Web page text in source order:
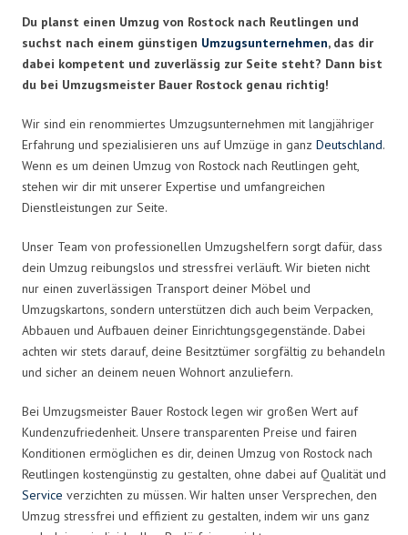
Du planst einen Umzug von Rostock nach Reutlingen und
suchst nach einem günstigen Umzugsunternehmen, das dir
dabei kompetent und zuverlässig zur Seite steht? Dann bist
du bei Umzugsmeister Bauer Rostock genau richtig!
Wir sind ein renommiertes Umzugsunternehmen mit langjähriger
Erfahrung und spezialisieren uns auf Umzüge in ganz Deutschland.
Wenn es um deinen Umzug von Rostock nach Reutlingen geht,
stehen wir dir mit unserer Expertise und umfangreichen
Dienstleistungen zur Seite.
Unser Team von professionellen Umzugshelfern sorgt dafür, dass
dein Umzug reibungslos und stressfrei verläuft. Wir bieten nicht
nur einen zuverlässigen Transport deiner Möbel und
Umzugskartons, sondern unterstützen dich auch beim Verpacken,
Abbauen und Aufbauen deiner Einrichtungsgegenstände. Dabei
achten wir stets darauf, deine Besitztümer sorgfältig zu behandeln
und sicher an deinem neuen Wohnort anzuliefern.
Bei Umzugsmeister Bauer Rostock legen wir großen Wert auf
Kundenzufriedenheit. Unsere transparenten Preise und fairen
Konditionen ermöglichen es dir, deinen Umzug von Rostock nach
Reutlingen kostengünstig zu gestalten, ohne dabei auf Qualität und
Service verzichten zu müssen. Wir halten unser Versprechen, den
Umzug stressfrei und effizient zu gestalten, indem wir uns ganz